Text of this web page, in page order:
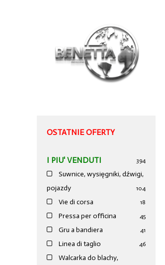
OSTATNIE OFERTY
I PIU' VENDUTI 394
Suwnice, wysięgniki, dźwigi,
pojazdy
104
Vie di corsa 18
Pressa per officina 45
Gru a bandiera 41
Linea di taglio 46
Walcarka do blachy,